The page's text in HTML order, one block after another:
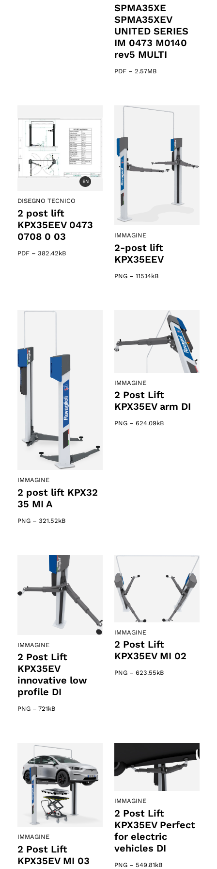
SPMA35XE
SPMA35XEV
UNITED SERIES
IM 0473 M0140
rev5 MULTI
PDF – 2.57MB
EN
DISEGNO TECNICO
2 post lift
KPX35EEV 0473
0708 0 03
PDF – 382.42kB
IMMAGINE
2-post lift
KPX35EEV
PNG – 115.14kB
IMMAGINE
2 post lift KPX32
35 MI A
PNG – 321.52kB
IMMAGINE
2 Post Lift
KPX35EV arm DI
PNG – 624.09kB
IMMAGINE
2 Post Lift
KPX35EV
innovative low
profile DI
PNG – 721kB
IMMAGINE
2 Post Lift
KPX35EV MI 02
PNG – 623.55kB
IMMAGINE
2 Post Lift
KPX35EV MI 03
IMMAGINE
2 Post Lift
KPX35EV Perfect
for electric
vehicles DI
PNG – 549.81kB